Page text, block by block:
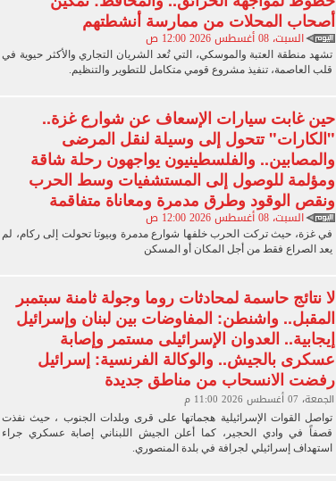
أصحاب المحلات من ممارسة أنشطتهم
السبت، 08 أغسطس 2026 12:00 ص
تشهد منطقة العتبة والموسكي، التي تُعد الشريان التجاري والأكثر حيوية في
قلب العاصمة، تنفيذ مشروع قومي متكامل للتطوير والتنظيم.
حين غابت سيارات الإسعاف عن شوارع غزة..
"الكارات" تتحول إلى وسيلة لنقل المرضى
والمصابين.. والفلسطينيون يواجهون رحلة شاقة
ومؤلمة للوصول إلى المستشفيات وسط الحرب
ونقص الوقود وطرق مدمرة ومعاناة متفاقمة
السبت، 08 أغسطس 2026 12:00 ص
في غزة، حيث تركت الحرب خلفها شوارع مدمرة وبيوتا تحولت إلى ركام، لم
يعد الصراع فقط من أجل المكان أو المسكن
لا نتائج حاسمة لمحادثات روما وجولة ثامنة سبتمبر
المقبل.. واشنطن: المفاوضات بين لبنان وإسرائيل
إيجابية.. العدوان الإسرائيلى مستمر وإصابة
عسكرى بالجيش.. والوكالة الفرنسية: إسرائيل
رفضت الانسحاب من مناطق جديدة
الجمعة، 07 أغسطس 2026 11:00 م
تواصل القوات الإسرائيلية هجماتها على قرى وبلدات الجنوب ، حيث نفذت
قصفاً في وادي الحجير، كما أعلن الجيش اللبناني إصابة عسكري جراء
استهداف إسرائيلي لجرافة في بلدة المنصوري.